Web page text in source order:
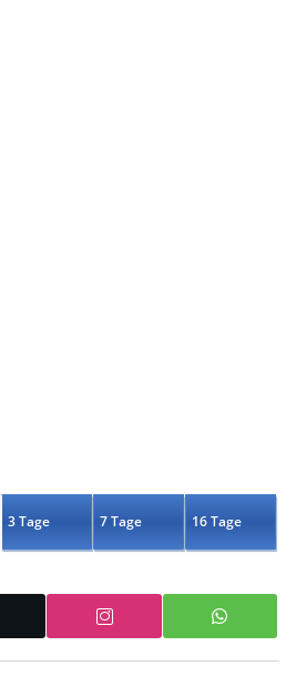
3 Tage 7 Tage 16 Tage